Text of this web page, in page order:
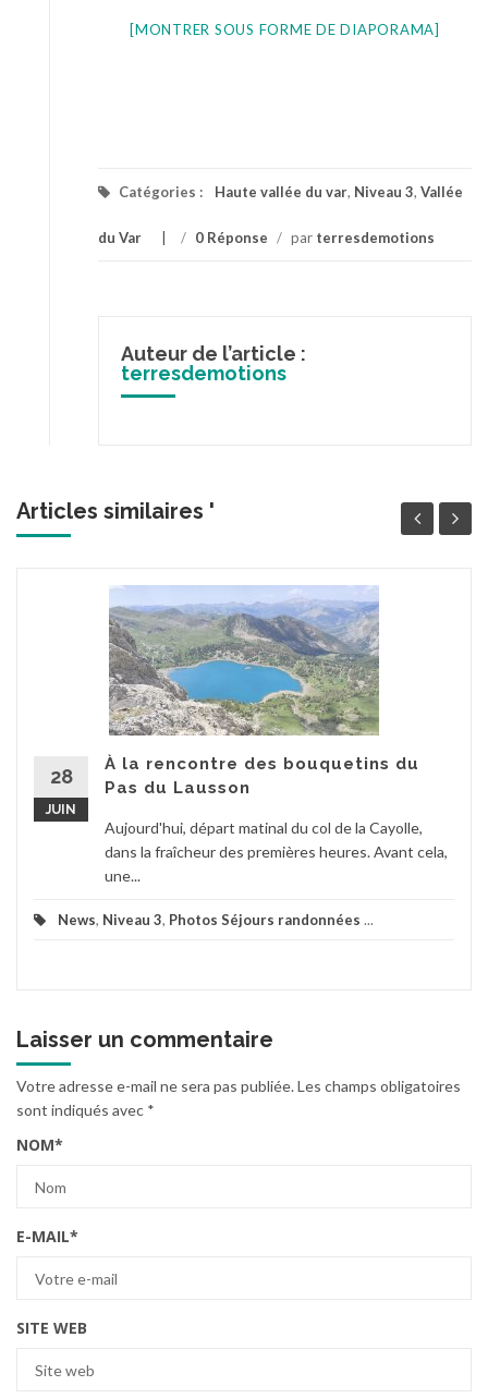
[MONTRER SOUS FORME DE DIAPORAMA]
Catégories : Haute vallée du var, Niveau 3, Vallée
du Var / 0 Réponse / par terresdemotions
Auteur de l’article :
terresdemotions
Articles similaires '
28
JUIN
À la rencontre des bouquetins du
Pas du Lausson
Aujourd'hui, départ matinal du col de la Cayolle,
dans la fraîcheur des premières heures. Avant cela,
une...
News, Niveau 3, Photos Séjours randonnées ...
Laisser un commentaire
Votre adresse e-mail ne sera pas publiée.Les champs obligatoires
sont indiqués avec *
NOM*
E-MAIL*
SITE WEB